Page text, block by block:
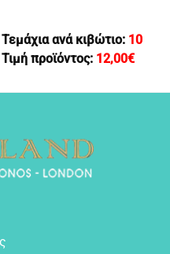
Τεμάχια ανά κιβώτιο: 10
Τιμή προϊόντος: 12,00€